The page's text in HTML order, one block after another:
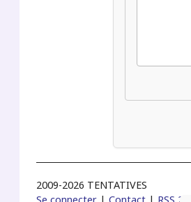
2009-2026 TENTATIVES